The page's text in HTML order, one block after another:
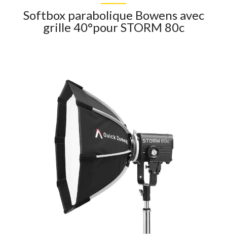
Softbox parabolique Bowens avec
grille 40°pour STORM 80c